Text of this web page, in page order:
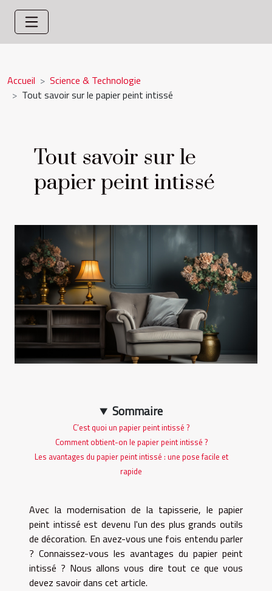
Accueil
Science & Technologie
Tout savoir sur le papier peint intissé
Tout savoir sur le
papier peint intissé
Sommaire
C’est quoi un papier peint intissé ?
Comment obtient-on le papier peint intissé ?
Les avantages du papier peint intissé : une pose facile et
rapide
Avec la modernisation de la tapisserie, le papier
peint intissé est devenu l'un des plus grands outils
de décoration. En avez-vous une fois entendu parler
? Connaissez-vous les avantages du papier peint
intissé ? Nous allons vous dire tout ce que vous
devez savoir dans cet article.